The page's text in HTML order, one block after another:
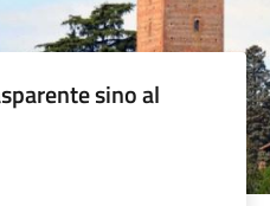
sino al